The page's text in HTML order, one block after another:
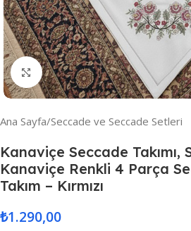
Resmi Büyüt
Ana Sayfa/Seccade ve Seccade Setleri
Kanaviçe Seccade Takımı,
Kanaviçe Renkli 4 Parça
Takım – Kırmızı
₺1.290,00